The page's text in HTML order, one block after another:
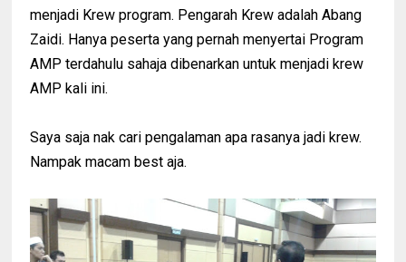
menjadi Krew program. Pengarah Krew adalah Abang
Zaidi. Hanya peserta yang pernah menyertai Program
AMP terdahulu sahaja dibenarkan untuk menjadi krew
AMP kali ini.
Saya saja nak cari pengalaman apa rasanya jadi krew.
Nampak macam best aja.